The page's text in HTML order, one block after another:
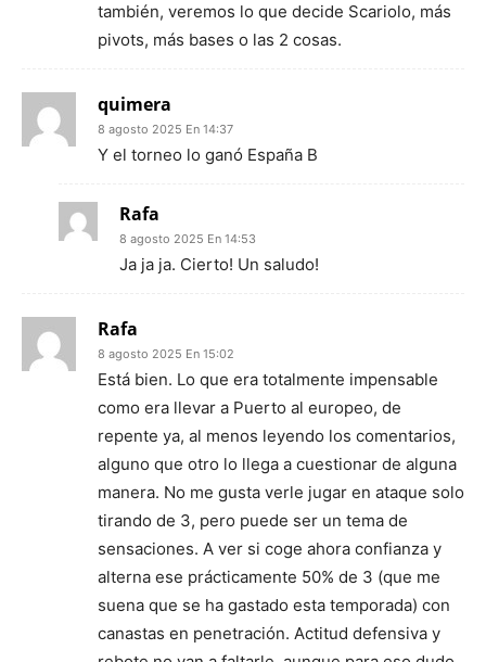
también, veremos lo que decide Scariolo, más
pivots, más bases o las 2 cosas.
quimera
8 agosto 2025 En 14:37
Y el torneo lo ganó España B
Rafa
8 agosto 2025 En 14:53
Ja ja ja. Cierto! Un saludo!
Rafa
8 agosto 2025 En 15:02
Está bien. Lo que era totalmente impensable
como era llevar a Puerto al europeo, de
repente ya, al menos leyendo los comentarios,
alguno que otro lo llega a cuestionar de alguna
manera. No me gusta verle jugar en ataque solo
tirando de 3, pero puede ser un tema de
sensaciones. A ver si coge ahora confianza y
alterna ese prácticamente 50% de 3 (que me
suena que se ha gastado esta temporada) con
canastas en penetración. Actitud defensiva y